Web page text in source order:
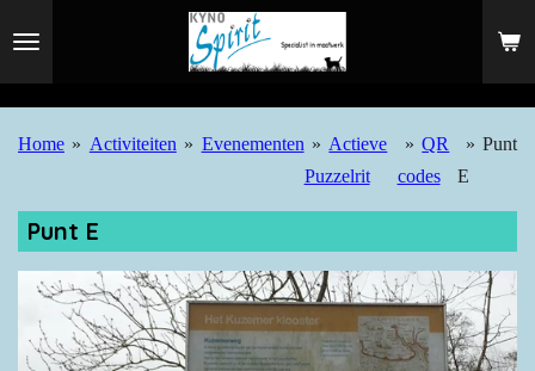
hoofdinhoud
Home » Activiteiten » Evenementen » Actieve
Puzzelrit
» QR
codes
» Punt
E
Punt E